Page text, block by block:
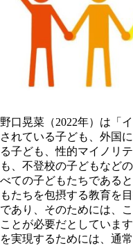
野口晃菜（2022年）は「
されている子ども、外国
る子ども、性的マイノリ
も、不登校の子どもなど
べての子どもたちである
もたちを包摂する教育を
であり、そのためには、
ことが必要だとしていま
を実現するためには、通